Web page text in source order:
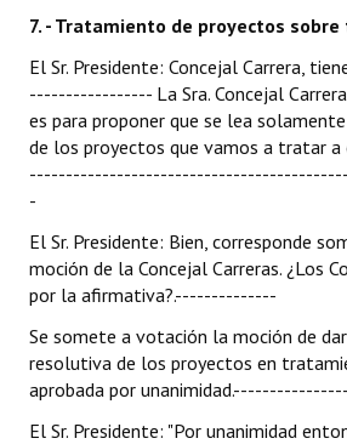
7. - Tratamiento de proyectos sobre
El Sr. Presidente: Concejal Carrera,
----------------- La Sra. Concejal
es para proponer que se lea
de los proyectos que vamos a tratar a
-
El Sr. Presidente: Bien, corresponde
moción de la Concejal Carreras. ¿Los
por la afirmativa?.--------------
Se somete a votación la moción de
resolutiva de los proyectos en
aprobada por
El Sr. Presidente: "Por unanimidad